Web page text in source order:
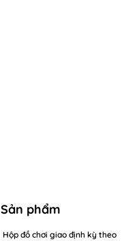
Sản phẩm
Hộp đồ chơi giao định kỳ theo